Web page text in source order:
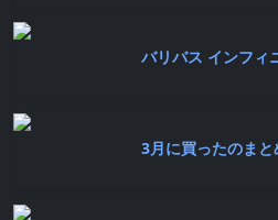
バリバス インフィ
3月に買ったのまと